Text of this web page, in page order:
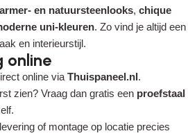
en natuursteenlooks, chique
uni-kleuren. Zo vind je altijd een
en interieurstijl.
online
online via Thuispaneel.nl.
zien? Vraag dan gratis een proefstaal
of montage op locatie precies